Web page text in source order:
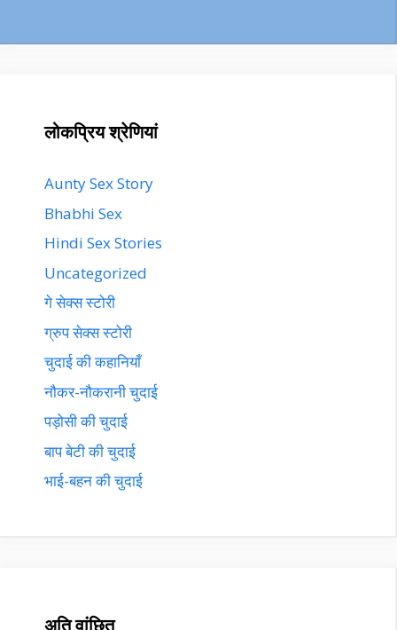
लोकप्रिय श्रेणियां
Aunty Sex Story
Bhabhi Sex
Hindi Sex Stories
Uncategorized
गे सेक्स स्टोरी
ग्रुप सेक्स स्टोरी
चुदाई की कहानियाँ
नौकर-नौकरानी चुदाई
पड़ोसी की चुदाई
बाप बेटी की चुदाई
भाई-बहन की चुदाई
अति वांछित